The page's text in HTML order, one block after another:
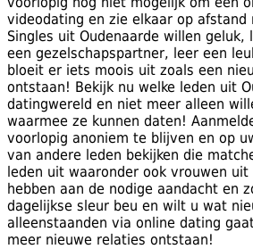
videodating en zie elkaar op
Singles uit Oudenaarde willen
een gezelschapspartner, leer een
bloeit er iets moois uit zoals een
ontstaan! Bekijk nu welke leden uit
datingwereld en niet meer alleen
waarmee ze kunnen daten!
voorlopig anoniem te blijven en op
van andere leden bekijken die
leden uit waaronder ook vrouwen
hebben aan de nodige aandacht en
dagelijkse sleur beu en wilt u wat
alleenstaanden via online dating
meer nieuwe relaties ontstaan!